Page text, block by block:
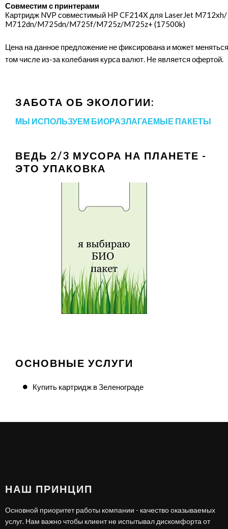
Совместим с принтерами
Картридж NVP совместимый HP CF214X для LaserJet M712xh/​
M712dn/​M725dn/​M725f/​M725z/​M725z+ (17500k)
Цена на данное предложение не фиксирована и может
том числе из-за колебания курса валют. Не является офертой.
ЗАБОТА ОБ ЭКОЛОГИИ:
МЫ ИСПОЛЬЗУЕМ БИОРАЗЛАГАЕМЫЕ ПАКЕТЫ
ВЕДЬ 2/3 МУСОРА НА ПЛАНЕТЕ -
ЭТО УПАКОВКА
ОСНОВНЫЕ УСЛУГИ
Купить картридж в Зеленограде
НАШ ПРИНЦИП
Основной приоритет работы компании - качество оказываемых
услуг. Нам важно чтобы клиент не испытывал дискомфорта от